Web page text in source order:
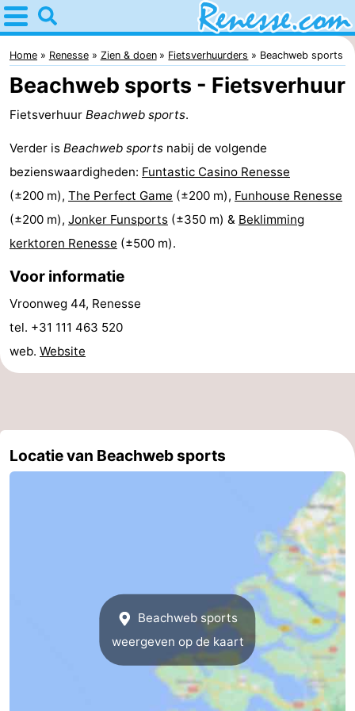
Home
Renesse
Tips
Voor
Appartementen
Port
Greve
-
Zeeuwse
Bed
breakfasts)
Hotels
-
Home Renesse Zien & doen Fietsverhuurders Beachweb sports
Beachweb sports - Fietsverhuur
Fietsverhuur Beachweb sports.
Verder is Beachweb sports nabij de volgende
bezienswaardigheden: Funtastic Casino Renesse
(±200 m), The Perfect Game (±200 m), Funhouse Renesse
(±200 m), Jonker Funsports (±350 m) & Beklimming
kerktoren Renesse (±500 m).
Voor informatie
Vroonweg 44, Renesse
tel. +31 111 463 520
web. Website
Locatie van Beachweb sports
Beachweb sports
weergeven op de kaart